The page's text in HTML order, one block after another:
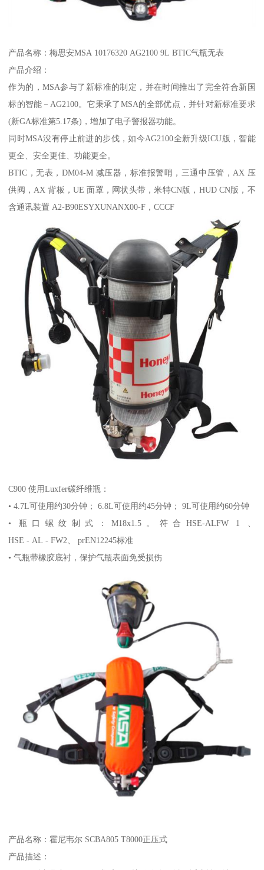
产品名称：梅思安MSA 10176320 AG2100 9L BTIC气瓶无表
产品介绍：
作为的，MSA参与了新标准的制定，并在时间推出了完全符合新国
标的智能－AG2100。它秉承了MSA的全部优点，并针对新标准要求
(新GA标准第5.17条)，增加了电子警报器功能。
同时MSA没有停止前进的步伐，如今AG2100全新升级ICU版，智能
更全、安全更佳、功能更全。
BTIC，无表，DM04-M 减压器，标准报警哨，三通中压管，AX 压
供阀，AX 背板，UE 面罩，网状头带，米特CN版，HUD CN版，不
含通讯装置 A2-B90ESYXUNANX00-F，CCCF
C900 使用Luxfer碳纤维瓶：
• 4.7L可使用约30分钟； 6.8L可使用约45分钟； 9L可使用约60分钟
• 瓶口螺纹制式：M18x1.5。符合HSE-ALFW 1 、
HSE - AL - FW2、 prEN12245标准
• 气瓶带橡胶底衬，保护气瓶表面免受损伤
产品名称：霍尼韦尔 SCBA805 T8000正压式
产品描述：